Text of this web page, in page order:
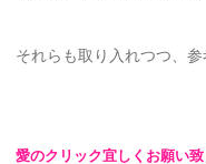
それらも取り入れつつ、
愛のクリック宜しくお願い